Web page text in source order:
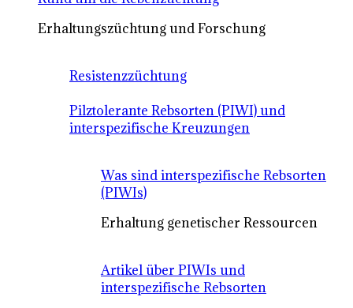
Erhaltungszüchtung und Forschung
Resistenzzüchtung
Pilztolerante Rebsorten (PIWI) und
interspezifische Kreuzungen
Was sind interspezifische Rebsorten
(PIWIs)
Erhaltung genetischer Ressourcen
Artikel über PIWIs und
interspezifische Rebsorten